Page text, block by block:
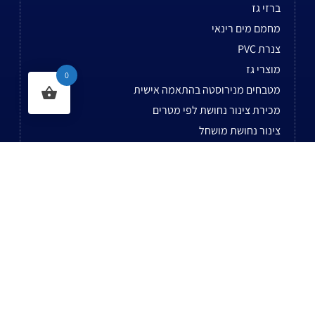
ברזי גז
מחמם מים רינאי
צנרת PVC
מוצרי גז
מטבחים מנירוסטה בהתאמה אישית
מכירת צינור נחושת לפי מטרים
צינור נחושת מושחל
0